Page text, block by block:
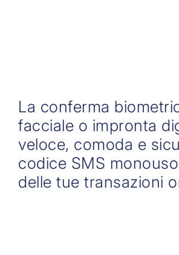
La conferma
facciale o impronta
veloce, comoda e
codice SMS
delle tue transazioni